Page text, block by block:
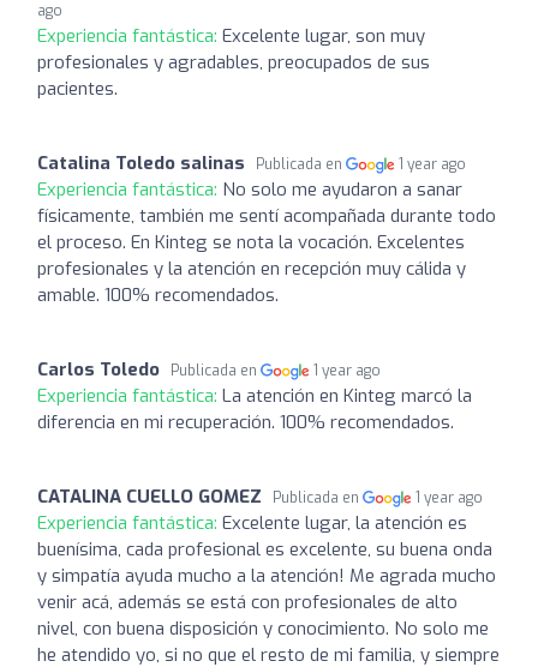
ago
Experiencia fantástica: Excelente lugar, son muy
profesionales y agradables, preocupados de sus
pacientes.
Catalina Toledo salinas Publicada en 1 year ago
Experiencia fantástica: No solo me ayudaron a sanar
físicamente, también me sentí acompañada durante todo
el proceso. En Kinteg se nota la vocación. Excelentes
profesionales y la atención en recepción muy cálida y
amable. 100% recomendados.
Carlos Toledo Publicada en 1 year ago
Experiencia fantástica: La atención en Kinteg marcó la
diferencia en mi recuperación. 100% recomendados.
CATALINA CUELLO GOMEZ Publicada en 1 year ago
Experiencia fantástica: Excelente lugar, la atención es
buenísima, cada profesional es excelente, su buena onda
y simpatía ayuda mucho a la atención! Me agrada mucho
venir acá, además se está con profesionales de alto
nivel, con buena disposición y conocimiento. No solo me
he atendido yo, si no que el resto de mi familia, y siempre